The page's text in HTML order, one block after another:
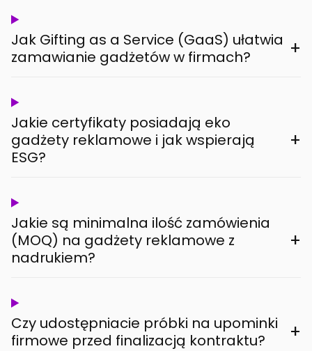
Jak Gifting as a Service (GaaS) ułatwia
zamawianie gadżetów w firmach?
+
Jakie certyfikaty posiadają eko
gadżety reklamowe i jak wspierają
ESG?
+
Jakie są minimalna ilość zamówienia
(MOQ) na gadżety reklamowe z
nadrukiem?
+
Czy udostępniacie próbki na upominki
firmowe przed finalizacją kontraktu?
+